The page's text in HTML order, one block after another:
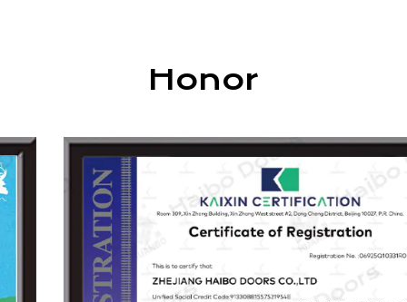
chapa de madera. Nuestros productos son
ampliamente utilizados en casas, villas, hoteles,
Como una de las unidades de redacción del
estándar de la industria de la "puerta de madera
interior", Haibo persigue continuamente la
innovación y la excelencia. Guiados por los
principios de "calidad de calidad, desarrollo
Honor